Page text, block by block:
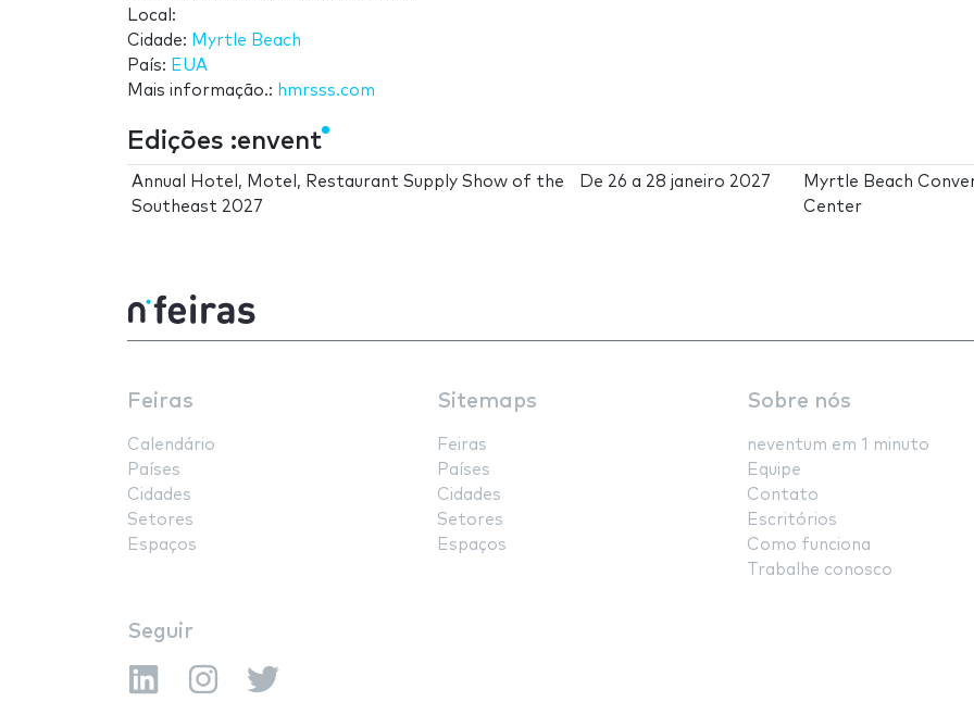
Local:
Cidade: Myrtle Beach
País: EUA
Mais informação.: hmrsss.com
Edições :envent
Annual Hotel, Motel, Restaurant Supply Show of the
Southeast 2027
De 26 a 28 janeiro 2027
Myrtle Beach
Center
Feiras
Calendário
Países
Cidades
Setores
Espaços
Sitemaps
Feiras
Países
Cidades
Setores
Espaços
Sobre nós
neventum em 1 minuto
Equipe
Contato
Escritórios
Como funciona
Trabalhe conosco
Seguir